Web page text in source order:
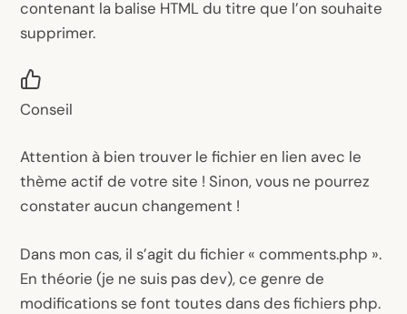
contenant la balise HTML du titre que l’on souhaite
supprimer.
Conseil
Attention à bien trouver le fichier en lien avec le
thème actif de votre site ! Sinon, vous ne pourrez
constater aucun changement !
Dans mon cas, il s’agit du fichier « comments.php ».
En théorie (je ne suis pas dev), ce genre de
modifications se font toutes dans des fichiers php.